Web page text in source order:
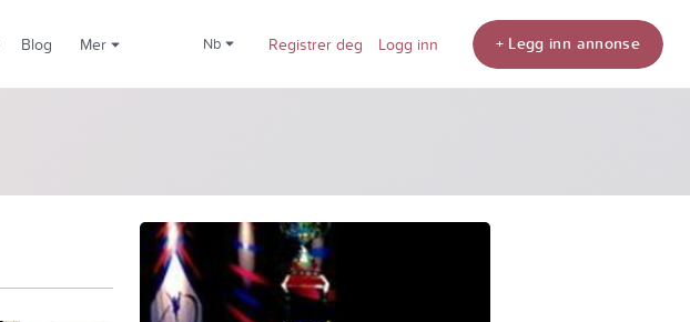
Blog Mer nb Registrer deg Logg inn + Legg inn annonse